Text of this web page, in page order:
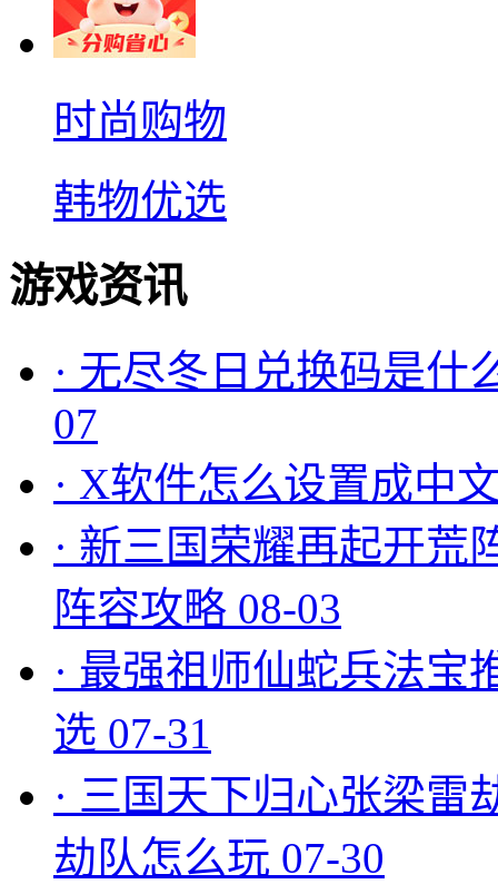
时尚购物
韩物优选
游戏资讯
· 无尽冬日兑换码是什
07
· X软件怎么设置成中
· 新三国荣耀再起开荒
阵容攻略 08-03
· 最强祖师仙蛇兵法宝
选 07-31
· 三国天下归心张梁雷
劫队怎么玩 07-30